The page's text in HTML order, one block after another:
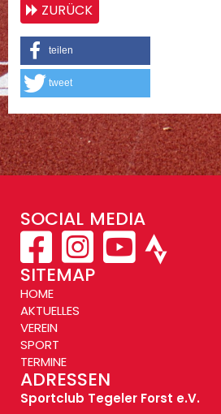
ZURÜCK
teilen
tweet
SOCIAL MEDIA
SITEMAP
HOME
AKTUELLES
VEREIN
SPORT
TERMINE
ADRESSEN
Sportclub Tegeler Forst e.V.